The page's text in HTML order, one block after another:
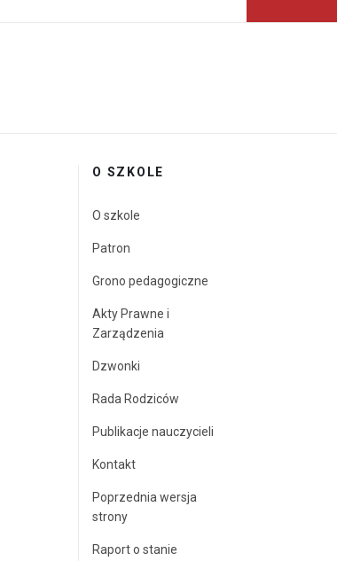
O SZKOLE
O szkole
Patron
Grono pedagogiczne
Akty Prawne i
Zarządzenia
Dzwonki
Rada Rodziców
Publikacje nauczycieli
Kontakt
Poprzednia wersja
strony
Raport o stanie